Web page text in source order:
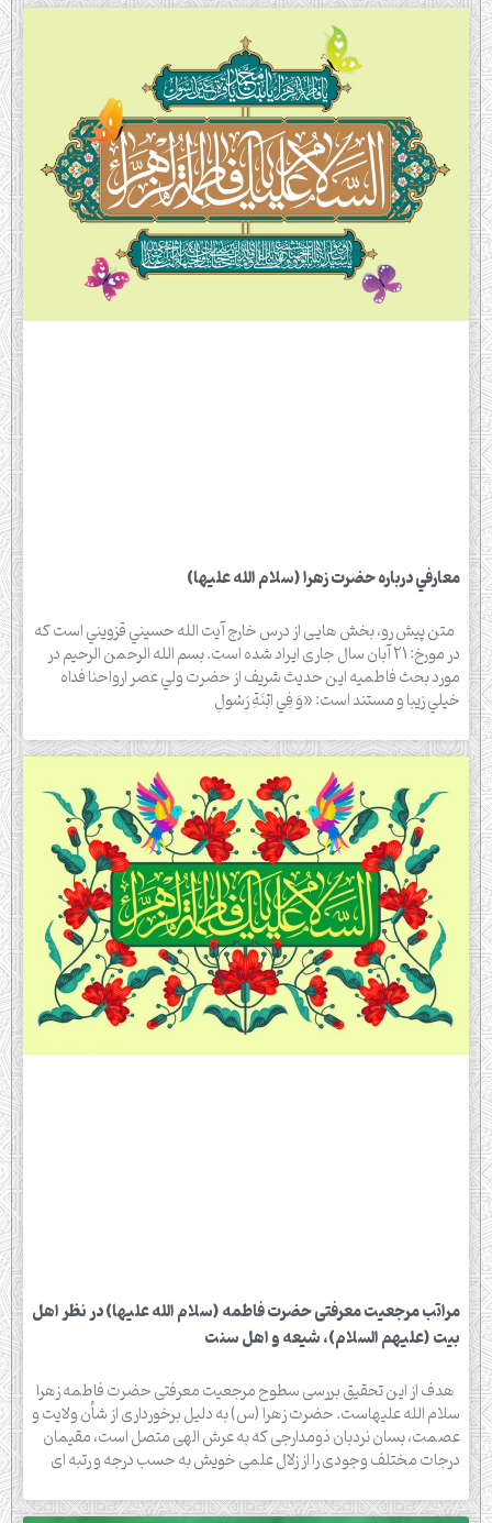
معارفي درباره حضرت زهرا (سلام الله عليها)
متن پیش رو، بخش هایی از درس خارج آيت الله حسيني قزويني است که
در مورخ: 21 آبان سال جاری ایراد شده است. بسم الله الرحمن الرحیم در
مورد بحث فاطميه اين حديث شريف از حضرت ولي عصر ارواحنا فداه
خيلي زيبا و مستند است: «وَ فِي ابْنَةِ رَسُولِ
مراتب مرجعیت معرفتی حضرت فاطمه (سلام الله علیها) در نظر اهل
بیت (علیهم السلام)، شیعه و اهل سنت
هدف از این تحقیق بررسی سطوح مرجعیت معرفتی حضرت فاطمه زهرا
سلام الله علیهاست. حضرت زهرا (س) به دلیل برخورداری از شأن ولایت و
عصمت، بسان نردبان ذومدارجی که به عرش الهی متصل است، مقیمان
درجات مختلف وجودی را از زلال علمی خویش به حسب درجه و رتبه ای